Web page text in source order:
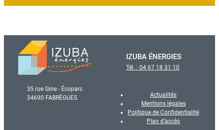
IZUBA ÉNERGIES
Tél. : 04 67 18 31 10
35 rue Gine - Écoparc
34690 FABRÈGUES
Actualités
Mentions légales
Politique de Confidentialité
Plan d’accès